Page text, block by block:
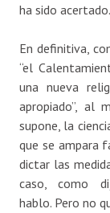
ha sido acertado.
En definitiva,
“el
una nueva
apropiado”, al
supone, la
que se ampara
dictar las
caso, como
hablo. Pero no